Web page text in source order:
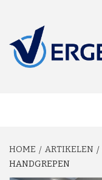
content
HOME ARTIKELEN
HANDGREPEN